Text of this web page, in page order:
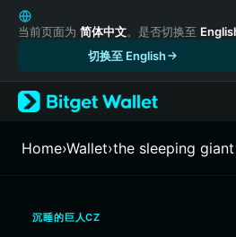
English
日本語
Русский
Español (Latinoamérica)
Türkçe
Italiano
繁體中文
当前页面为 简体中文。是否切换至
切换至 English
Home›Wallet›the sleeping
沉睡的巨人CZ